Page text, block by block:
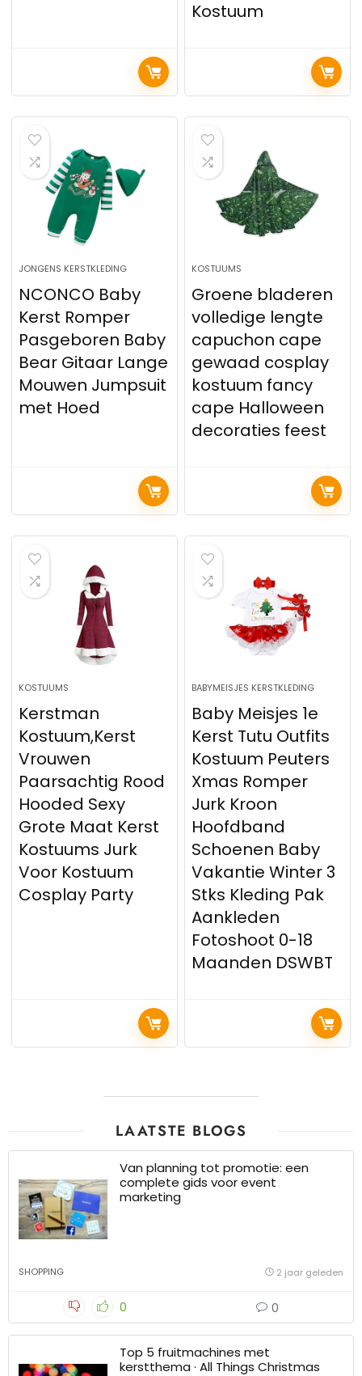
Kostuum
JONGENS KERSTKLEDING
NCONCO Baby
Kerst Romper
Pasgeboren Baby
Bear Gitaar Lange
Mouwen Jumpsuit
met Hoed
KOSTUUMS
Groene bladeren
volledige lengte
capuchon cape
gewaad cosplay
kostuum fancy
cape Halloween
decoraties feest
KOSTUUMS
Kerstman
Kostuum,Kerst
Vrouwen
Paarsachtig Rood
Hooded Sexy
Grote Maat Kerst
Kostuums Jurk
Voor Kostuum
Cosplay Party
BABYMEISJES KERSTKLEDING
Baby Meisjes 1e
Kerst Tutu Outfits
Kostuum Peuters
Xmas Romper
Jurk Kroon
Hoofdband
Schoenen Baby
Vakantie Winter 3
Stks Kleding Pak
Aankleden
Fotoshoot 0-18
Maanden DSWBT
LAATSTE BLOGS
Van planning tot promotie: een
complete gids voor event
marketing
SHOPPING 2 jaar geleden
0 0
Top 5 fruitmachines met
kerstthema · All Things Christmas